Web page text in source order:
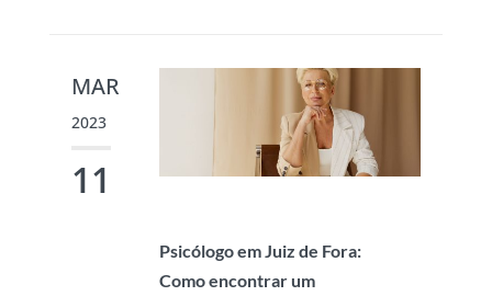
MAR
2023
11
Psicólogo em Juiz de Fora:
Como encontrar um